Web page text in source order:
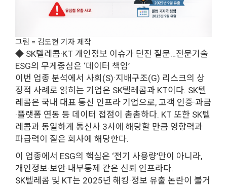
그림 = 김도현 기자 제작
◆ SK텔레콤·KT 개인정보 이슈가 던진 질문…전문기술
ESG의 무게중심은 ‘데이터 책임’
이번 업종 분석에서 사회(S)·지배구조(G) 리스크의 상
징적 사례로 읽히는 기업은 SK텔레콤과 KT이다. SK텔
레콤은 국내 대표 통신 인프라 기업으로, 고객 인증·과금
·플랫폼 연동 등 데이터 접점이 촘촘하다. KT 또한 SK텔
레콤과 동일하게 통신사 3사에 해당할 만큼 영향력과
파급력이 짙은 회사에 해당한다.
이 업종에서 ESG의 핵심은 ‘전기 사용량’만이 아니라,
개인정보·보안·내부통제 같은 신뢰 인프라다.
SK텔레콤 및 KT는 2025년 해킹·정보 유출 논란이 불거